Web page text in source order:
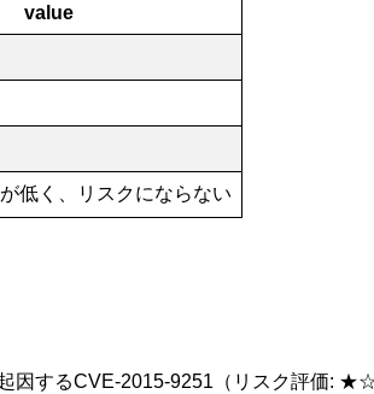
value
低く、リスクにならない
因するCVE-2015-9251（リスク評価: